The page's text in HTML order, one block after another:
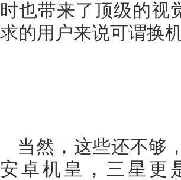
时也带来了顶级的视
求的用户来说可谓换
当然，这些还不够
安卓机皇，三星更